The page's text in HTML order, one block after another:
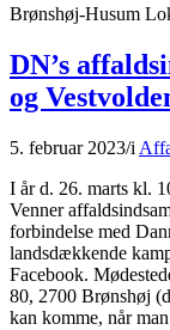
Brønshøj-Husum
DN’s
og
5. februar 2023/i
I år d. 26. marts kl.
Venner
forbindelse med
landsdækkende
Facebook.
80, 2700 Brønshøj
kan komme, når